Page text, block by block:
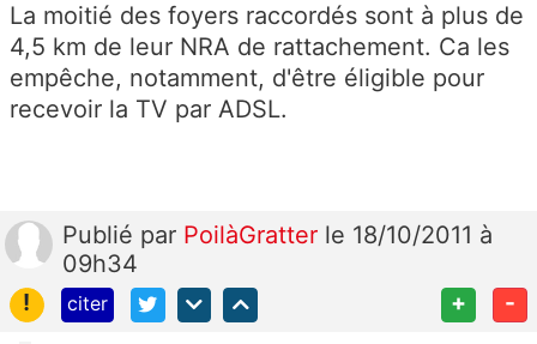
La moitié des foyers raccordés sont à plus de
4,5 km de leur NRA de rattachement. Ca les
empêche, notamment, d'être éligible pour
recevoir la TV par ADSL.
Publié par PoilàGratter le 18/10/2011 à
09h34
!
citer + -